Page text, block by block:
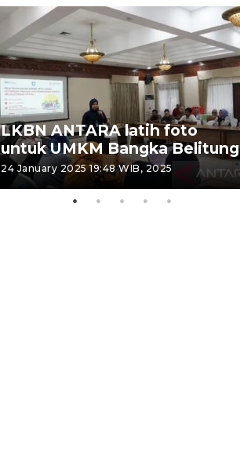
LKBN ANTARA latih foto
untuk UMKM Bangka Belitung
24 January 2025 19:48 WIB, 2025